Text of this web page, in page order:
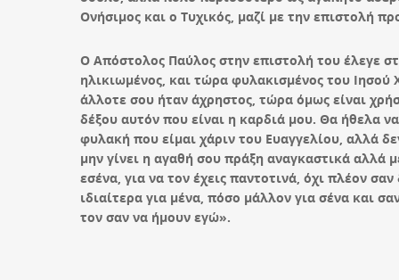
Ονήσιμος και ο Τυχικός, μαζί με την επιστολή
Ο Απόστολος Παύλος στην επιστολή του έλεγε
ηλικιωμένος, και τώρα φυλακισμένος του
άλλοτε σου ήταν άχρηστος, τώρα όμως είναι
δέξου αυτόν που είναι η καρδιά μου. Θα ήθελα
φυλακή που είμαι χάριν του Ευαγγελίου, αλλά
μην γίνει η αγαθή σου πράξη αναγκαστικά
εσένα, για να τον έχεις παντοτινά, όχι πλέον
ιδιαίτερα για μένα, πόσο μάλλον για σένα και
τον σαν να ήμουν εγώ».